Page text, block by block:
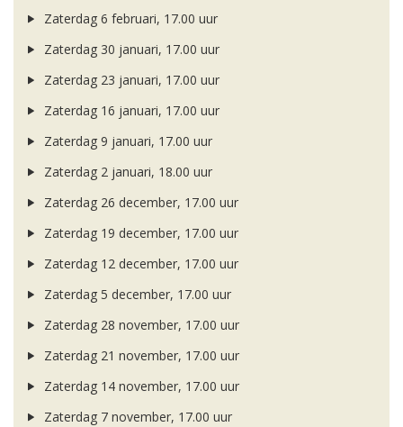
Zaterdag 6 februari, 17.00 uur
Zaterdag 30 januari, 17.00 uur
Zaterdag 23 januari, 17.00 uur
Zaterdag 16 januari, 17.00 uur
Zaterdag 9 januari, 17.00 uur
Zaterdag 2 januari, 18.00 uur
Zaterdag 26 december, 17.00 uur
Zaterdag 19 december, 17.00 uur
Zaterdag 12 december, 17.00 uur
Zaterdag 5 december, 17.00 uur
Zaterdag 28 november, 17.00 uur
Zaterdag 21 november, 17.00 uur
Zaterdag 14 november, 17.00 uur
Zaterdag 7 november, 17.00 uur